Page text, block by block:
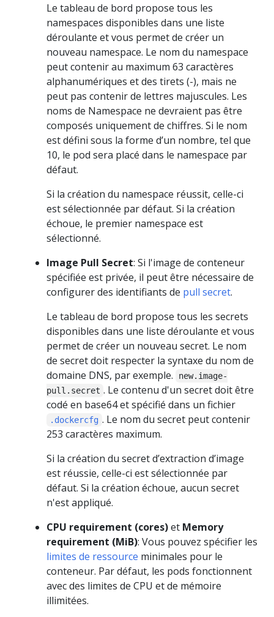
Le tableau de bord propose tous les
namespaces disponibles dans une liste
déroulante et vous permet de créer un
nouveau namespace. Le nom du namespace
peut contenir au maximum 63 caractères
alphanumériques et des tirets (-), mais ne
peut pas contenir de lettres majuscules. Les
noms de Namespace ne devraient pas être
composés uniquement de chiffres. Si le nom
est défini sous la forme d’un nombre, tel que
10, le pod sera placé dans le namespace par
défaut.
Si la création du namespace réussit, celle-ci
est sélectionnée par défaut. Si la création
échoue, le premier namespace est
sélectionné.
Image Pull Secret: Si l'image de conteneur
spécifiée est privée, il peut être nécessaire de
configurer des identifiants de pull secret.
Le tableau de bord propose tous les secrets
disponibles dans une liste déroulante et vous
permet de créer un nouveau secret. Le nom
de secret doit respecter la syntaxe du nom de
domaine DNS, par exemple.
new.image-
pull.secret . Le contenu d'un secret doit être
codé en base64 et spécifié dans un fichier
.dockercfg . Le nom du secret peut contenir
253 caractères maximum.
Si la création du secret d’extraction d’image
est réussie, celle-ci est sélectionnée par
défaut. Si la création échoue, aucun secret
n'est appliqué.
CPU requirement (cores)et Memory
requirement (MiB): Vous pouvez spécifier les
limites de ressource minimales pour le
conteneur. Par défaut, les pods fonctionnent
avec des limites de CPU et de mémoire
illimitées.